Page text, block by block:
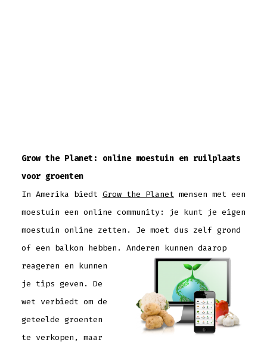
Grow the Planet: online moestuin en ruilplaats
voor groenten
In Amerika biedt Grow the Planet mensen met een
moestuin een online community: je kunt je eigen
moestuin online zetten. Je moet dus zelf grond
of een balkon hebben. Anderen kunnen daarop
reageren en kunnen
je tips geven. De
wet verbiedt om de
geteelde groenten
te verkopen, maar